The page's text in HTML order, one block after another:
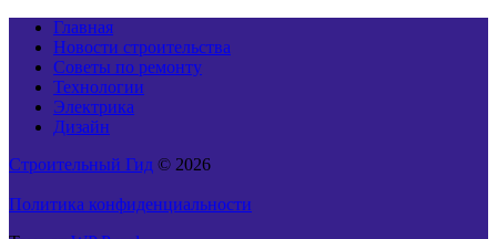
Главная
Новости строительства
Советы по ремонту
Технологии
Электрика
Дизайн
Строительный Гид © 2026
Политика конфиденциальности